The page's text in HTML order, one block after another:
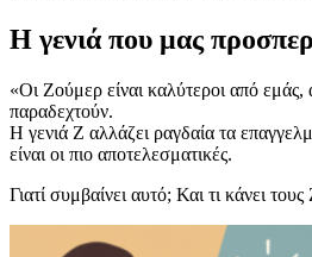
Η γενιά που μας
«Οι Ζούμερ είναι καλύτεροι από
παραδεχτούν.
Η γενιά Ζ αλλάζει ραγδαία τα
είναι οι πιο αποτελεσματικές.
Γιατί συμβαίνει αυτό; Και τι κάνει